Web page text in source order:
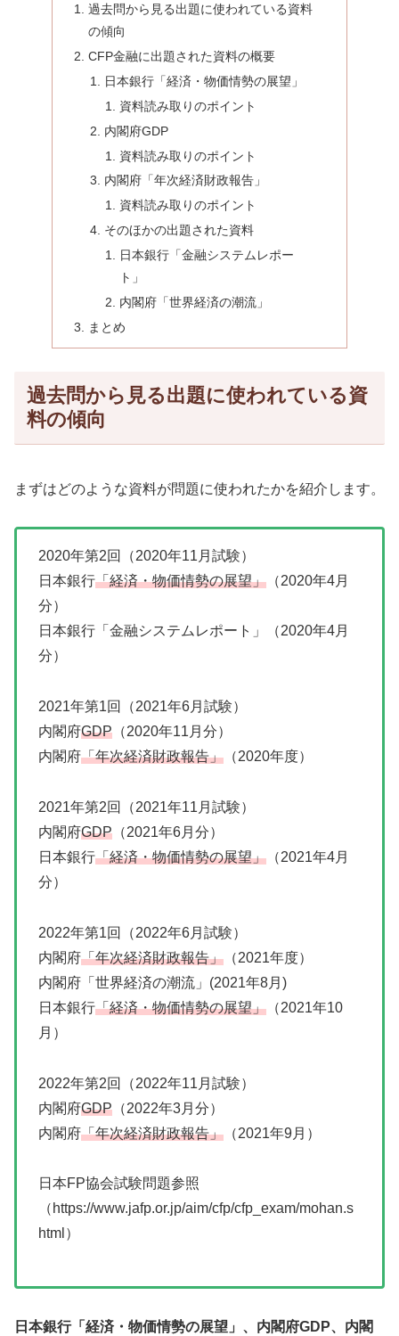
過去問から見る出題に使われている資料
の傾向
CFP金融に出題された資料の概要
日本銀行「経済・物価情勢の展望」
資料読み取りのポイント
内閣府GDP
資料読み取りのポイント
内閣府「年次経済財政報告」
資料読み取りのポイント
そのほかの出題された資料
日本銀行「金融システムレポー
ト」
内閣府「世界経済の潮流」
まとめ
過去問から見る出題に使われている資
料の傾向
まずはどのような資料が問題に使われたかを紹介します。
2020年第2回（2020年11月試験）
日本銀行「経済・物価情勢の展望」 （2020年4月
分）
日本銀行「金融システムレポート」（2020年4月
分）
2021年第1回（2021年6月試験）
内閣府GDP （2020年11月分）
内閣府「年次経済財政報告」 （2020年度）
2021年第2回（2021年11月試験）
内閣府GDP （2021年6月分）
日本銀行「経済・物価情勢の展望」 （2021年4月
分）
2022年第1回（2022年6月試験）
内閣府「年次経済財政報告」 （2021年度）
内閣府「世界経済の潮流」(2021年8月)
日本銀行「経済・物価情勢の展望」 （2021年10
月）
2022年第2回（2022年11月試験）
内閣府GDP （2022年3月分）
内閣府「年次経済財政報告」 （2021年9月）
日本FP協会試験問題参照
（https://www.jafp.or.jp/aim/cfp/cfp_exam/mohan.s
html）
日本銀行「経済・物価情勢の展望」、内閣府GDP、内閣